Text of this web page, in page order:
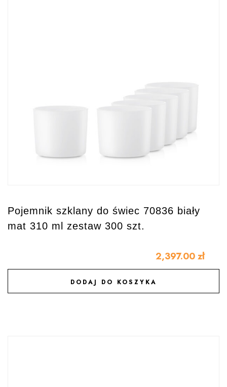
Pojemnik szklany do świec 70836 biały
mat 310 ml zestaw 300 szt.
2,397.00 zł
DODAJ DO KOSZYKA
DODAJ DO ULUBIONYCH